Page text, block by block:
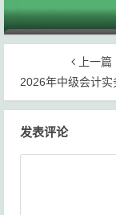
上一篇
2026年中级会计实务《重点知识点总结》pdf
发表评论